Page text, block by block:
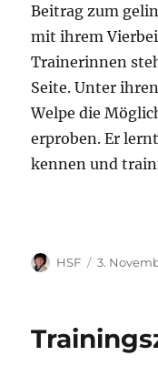
Beitrag zum
mit ihrem
Trainerinnen
Seite. Unter
Welpe die
erproben. Er
kennen und
Autor
HSF 3.